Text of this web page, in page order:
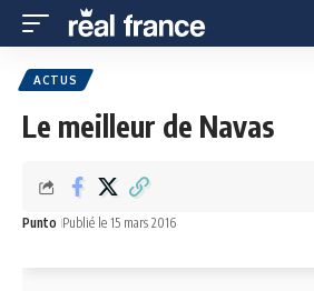
ACTUS
Le meilleur de Navas
Punto Publié le 15 mars 2016